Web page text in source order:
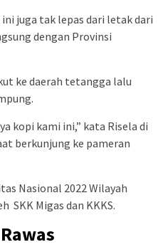
juga tak lepas dari letak dari
dengan Provinsi
ke daerah tetangga lalu
kopi kami ini,” kata Risela di
berkunjung ke pameran
Nasional 2022 Wilayah
SKK Migas dan KKKS.